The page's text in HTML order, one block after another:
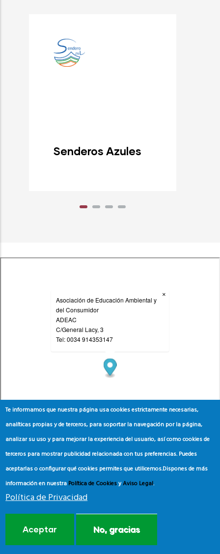
Senderos Azules
Te informamos que nuestra página usa cookies estrictamente necesarias,
analíticas propias y de terceros, para soportar la navegación por la página,
analizar su uso y para mejorar la experiencia del usuario, así como cookies de
terceros para mostrar publicidad relacionada con tus preferencias. Puedes
aceptarlas o configurar qué cookies permites que utilicemos.Dispones de más
información en nuestra Política de CookiesyAviso Legal.
Política de Privacidad
Aceptar No, gracias